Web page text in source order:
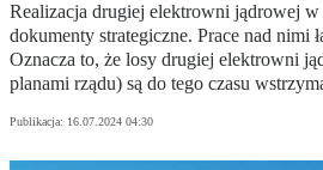
Realizacja drugiej elektrowni jądrowej w
dokumenty strategiczne. Prace nad nimi
Oznacza to, że losy drugiej elektrowni
planami rządu) są do tego czasu
Publikacja: 16.07.2024 04:30